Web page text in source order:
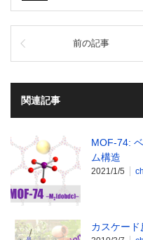
前の記事
関連記事
MOF-74:
ム構造
2021/1/5
カスケー